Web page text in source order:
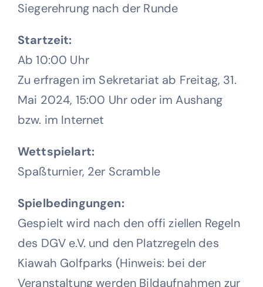
Siegerehrung nach der Runde
Startzeit:
Ab 10:00 Uhr
Zu erfragen im Sekretariat ab Freitag, 31.
Mai 2024, 15:00 Uhr oder im Aushang
bzw. im Internet
Wettspielart:
Spaßturnier, 2er Scramble
Spielbedingungen:
Gespielt wird nach den offi ziellen Regeln
des DGV e.V. und den Platzregeln des
Kiawah Golfparks (Hinweis: bei der
Veranstaltung werden Bildaufnahmen zur